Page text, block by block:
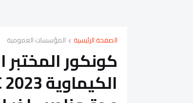
الصفحة الرئيسية المؤسسات العمومية
كونكور المختبر